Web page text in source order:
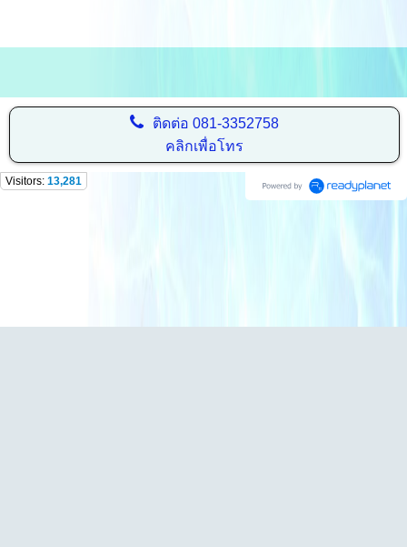
ติดต่อ 081-3352758
คลิกเพื่อโทร
Visitors: 13,281